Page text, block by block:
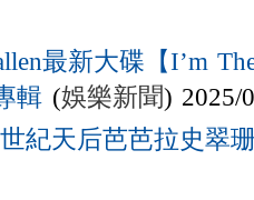
最新大碟【I’m
輯 (娛樂新聞) 2025/
世紀天后芭芭拉史翠